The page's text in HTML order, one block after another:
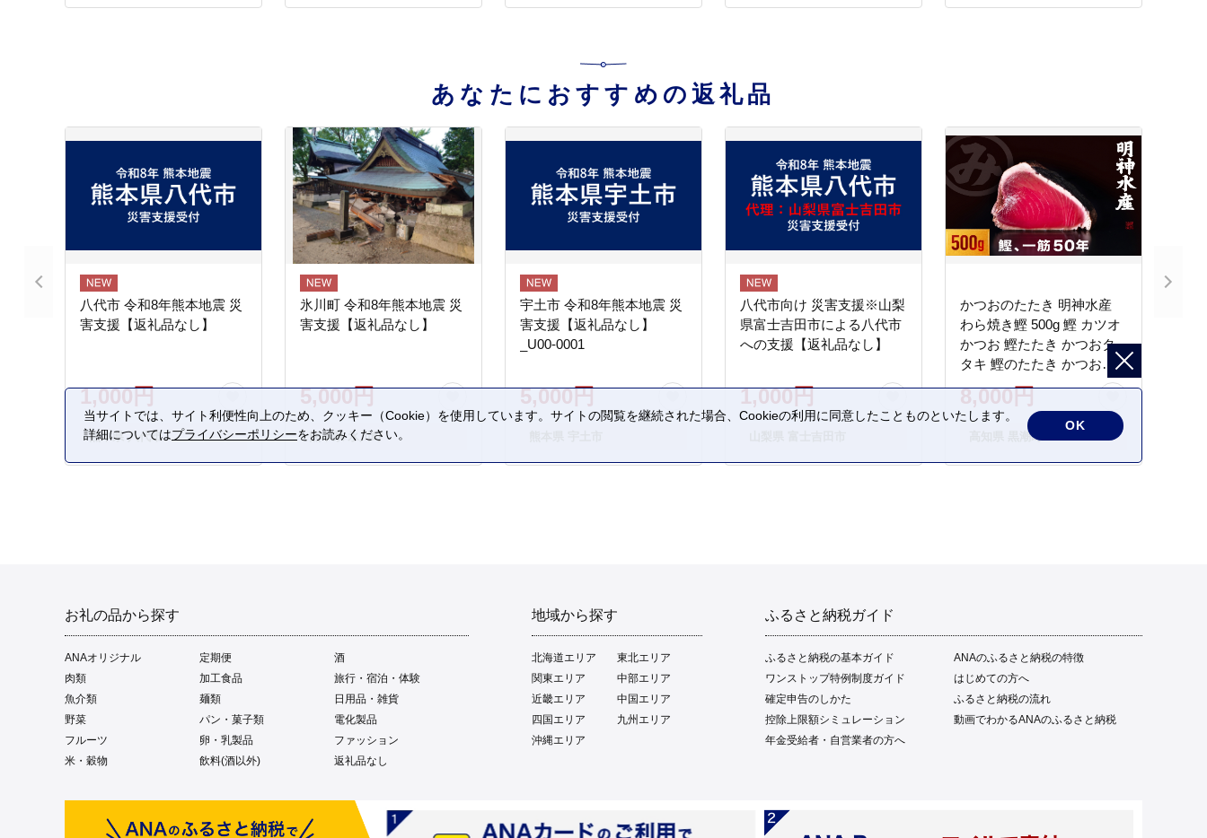
あなたにおすすめの返礼品
八代市 令和8年熊本地震 災
害支援【返礼品なし】
1,000円
熊本県 八代市
氷川町 令和8年熊本地震 災
害支援【返礼品なし】
5,000円
熊本県 氷川町
宇土市 令和8年熊本地震 災
害支援【返礼品なし】
_U00-0001
5,000円
八代市向け 災害支援※山梨
県富士吉田市による八代市
への支援【返礼品なし】
1,000円
かつおのたたき 明神水産
わら焼き鰹 500g 鰹 カツオ
かつお 鰹たたき かつおタ
タキ 鰹のたたき かつおの
タタキ 藁焼き わら焼き 魚
さかな 海鮮 刺身 お刺身 冷
凍 ご家庭用 グルメ 特産品
ご当地 本場 高知 黒潮町 ギ
フト 贈答品 人気 返礼品 ふ
8,000円
高知県 黒潮町
お礼の品から探す
ANAオリジナル 定期便
酒
肉類
加工食品
旅行・宿泊・体験
魚介類
麺類
日用品・雑貨
野菜
パン・菓子類
電化製品
フルーツ
卵・乳製品
ファッション
米・穀物
飲料(酒以外) 返礼品なし
地域から探す
北海道エリア
東北エリア
関東エリア
中部エリア
近畿エリア
中国エリア
四国エリア
九州エリア
沖縄エリア
ふるさと納税ガイド
ふるさと納税の基本ガイド
ANAのふるさと納税の特徴
ワンストップ特例制度ガイド
はじめての方へ
確定申告のしかた
ふるさと納税の流れ
控除上限額シミュレーション
動画でわかるANAのふるさと納税
年金受給者・自営業者の方へ
当サイトでは、サイト利便性向上のため、クッキー（Cookie）を使用しています。サイトの閲覧を継続された場合、Cookieの利用に同意したことものといたします。
詳細についてはプライバシーポリシーをお読みください。
OK